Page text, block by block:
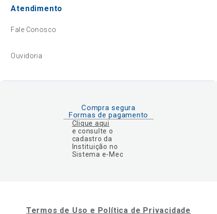
Atendimento
Fale Conosco
Ouvidoria
Compra segura
Formas de pagamento
Clique aqui
e consulte o
cadastro da
Instituição no
Sistema e-Mec
Termos de Uso e Política de Privacidade